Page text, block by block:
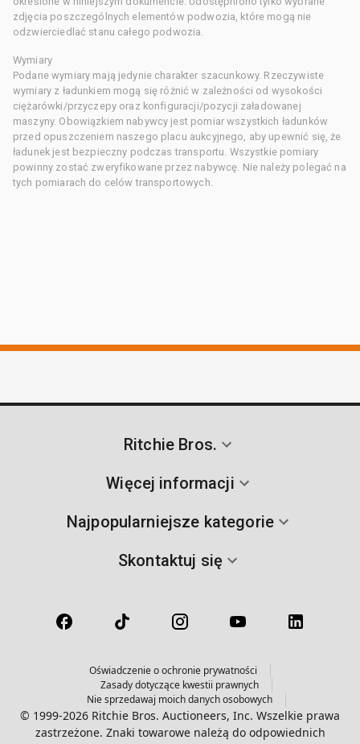
zdjęcia poszczególnych elementów podwozia, które mogą nie
odzwierciedlać stanu całego podwozia.
Wymiary
Podane wymiary mają jedynie charakter szacunkowy. Rzeczywiste
wymiary z ładunkiem mogą się różnić w zależności od wysokości
ciężarówki/przyczepy oraz konfiguracji/pozycji załadowanej
maszyny. Obowiązkiem nabywcy jest pomiar wszystkich ładunków
przed opuszczeniem naszego placu aukcyjnego, aby upewnić się, że
ładunek jest bezpieczny podczas transportu. Wszystkie pomiary
powinny zostać zweryfikowane przez nabywcę. Nie należy polegać na
tych pomiarach do celów transportowych.
Ritchie Bros.
Więcej informacji
Najpopularniejsze kategorie
Skontaktuj się
Oświadczenie o ochronie prywatności
Zasady dotyczące kwestii prawnych
Nie sprzedawaj moich danych osobowych
© 1999-2026 Ritchie Bros. Auctioneers, Inc. Wszelkie prawa
zastrzeżone. Znaki towarowe należą do odpowiednich